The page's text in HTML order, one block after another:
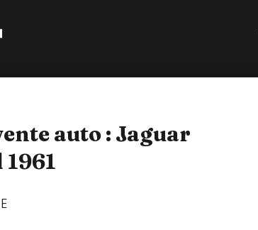
auto : Jaguar
1961